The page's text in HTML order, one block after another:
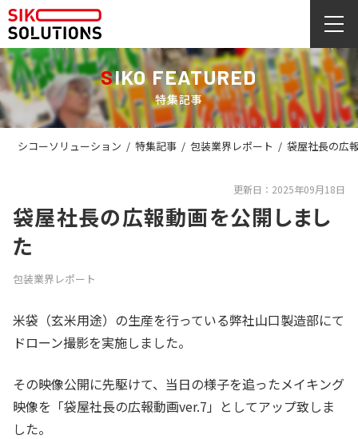
SIKO FEATURED
特集記事
シコーソリューション / 特集記事 / 包装業界レポート / 袋屋社長の広
更新日：2025年09月18日
袋屋社長の広報動画を公開しまし
た
包装業界レポート
米袋（玄米用途）の生産を行っている弊社山口製造部にて
ドローン撮影を実施しました。
その映像公開に先駆けて、当日の様子を追ったメイキング
映像を「袋屋社長の広報動画ver.7」としてアップ致しま
した。